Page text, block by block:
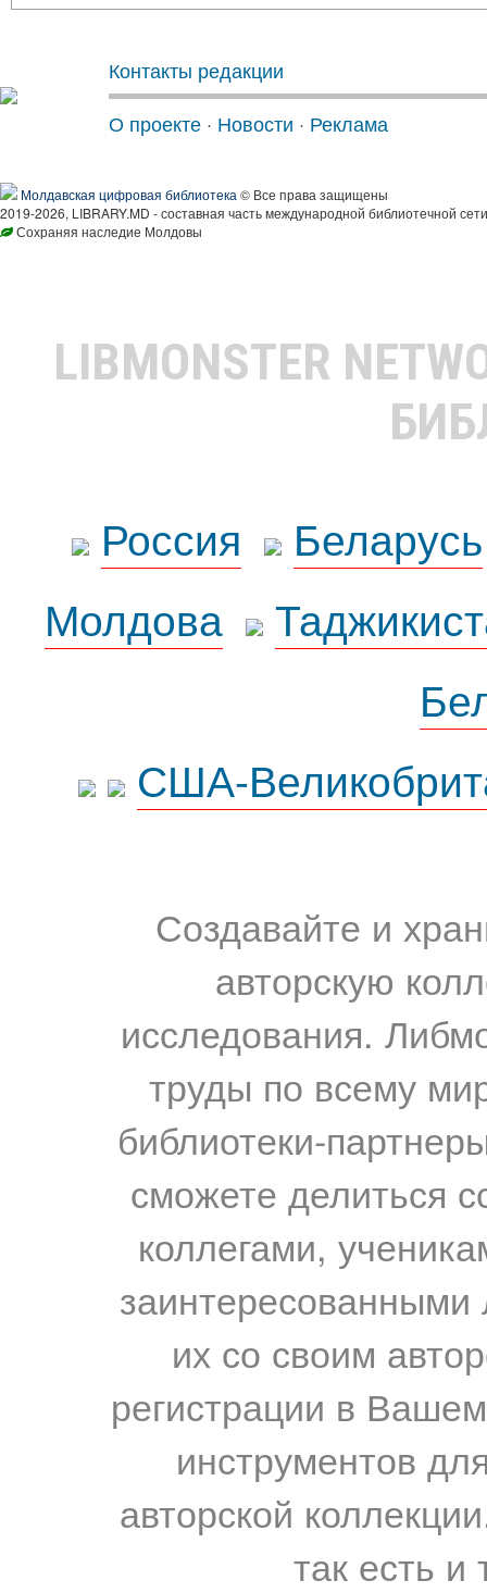
Контакты редакции
О проекте · Новости · Реклама
Молдавская цифровая библиотека © Все права защищены
2019-2026, LIBRARY.MD - составная часть международной библиотечной
Сохраняя наследие Молдовы
LIBMONSTER
Россия
Беларусь
Молдова
США-
Создавайте и
авторскую
исследования.
труды по всему
библиотеки-
сможете делиться
коллегами,
их со своим
регистрации в
инструментов
авторской
так есть и